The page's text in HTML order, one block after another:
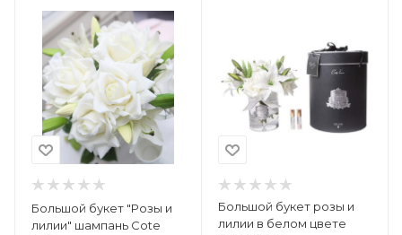
Большой букет "Розы и
лилии" шампань Cote
Большой букет розы и
лилии в белом цвете